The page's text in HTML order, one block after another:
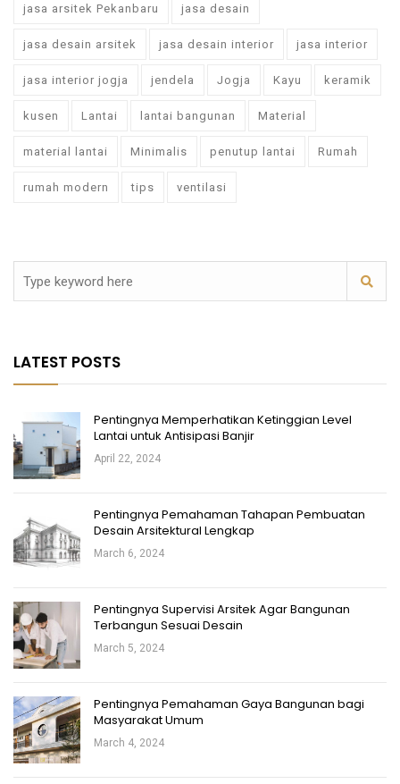
jasa arsitek Pekanbaru jasa desain
jasa desain arsitek jasa desain interior jasa interior
jasa interior jogja jendela Jogja Kayu keramik
kusen Lantai lantai bangunan Material
material lantai Minimalis penutup lantai Rumah
rumah modern tips ventilasi
LATEST POSTS
Pentingnya Memperhatikan Ketinggian Level
Lantai untuk Antisipasi Banjir
April 22, 2024
Pentingnya Pemahaman Tahapan Pembuatan
Desain Arsitektural Lengkap
March 6, 2024
Pentingnya Supervisi Arsitek Agar Bangunan
Terbangun Sesuai Desain
March 5, 2024
Pentingnya Pemahaman Gaya Bangunan bagi
Masyarakat Umum
March 4, 2024